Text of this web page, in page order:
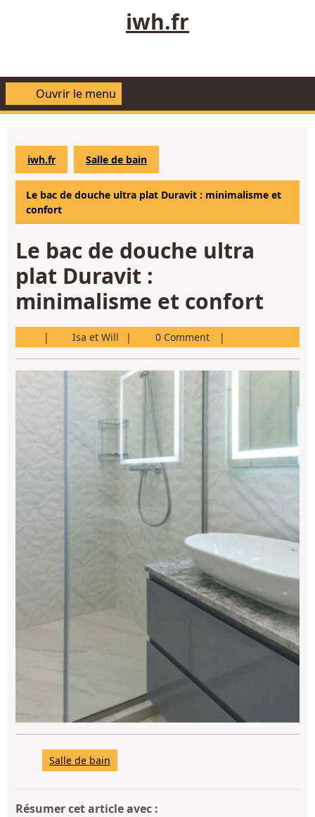
iwh.fr
Ouvrir le menuOuvrir
menu
iwh.fr Salle de bain
Le bac de douche ultra plat Duravit : minimalisme et
confort
Le bac de douche ultra
plat Duravit :
minimalisme et confort
Isa et Will Isa
et
0 Comment
Salle de bain
Résumer cet article avec :